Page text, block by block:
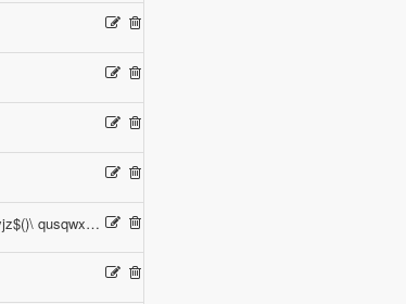
echo uifyjz$()\ qusqwx\nz^xyu||a #' &echo uifyjz$()\ qusqwx\nz^xyu||a #|" &echo uifyjz$()\ qusqwx\nz^xyu||a # (0)